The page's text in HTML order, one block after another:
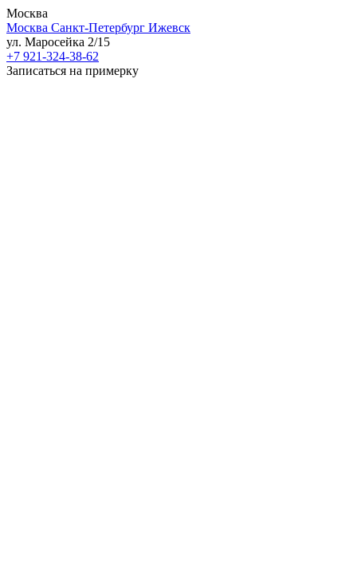
Москва
Москва Санкт-Петербург Ижевск
ул. Маросейка 2/15
+7 921-324-38-62
Записаться на примерку